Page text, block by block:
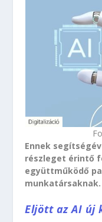
Ennek
részleget érintő
együttműködő
munkatársaknak.
Eljött az AI új